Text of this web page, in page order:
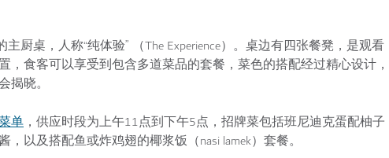
厨桌，人称“纯体验” （The Experience）。桌边有四张餐凳，是观看
，食客可以享受到包含多道菜品的套餐，菜色的搭配经过精心设计，
晓。
单 ，供应时段为上午11点到下午5点，招牌菜包括班尼迪克蛋配柚子
以及搭配鱼或炸鸡翅的椰浆饭（nasi lamek）套餐。